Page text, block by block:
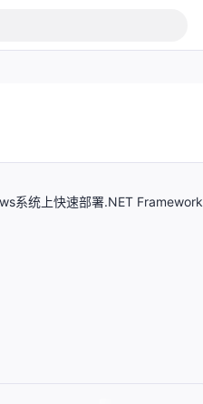
系统上快速部署.NET Framework